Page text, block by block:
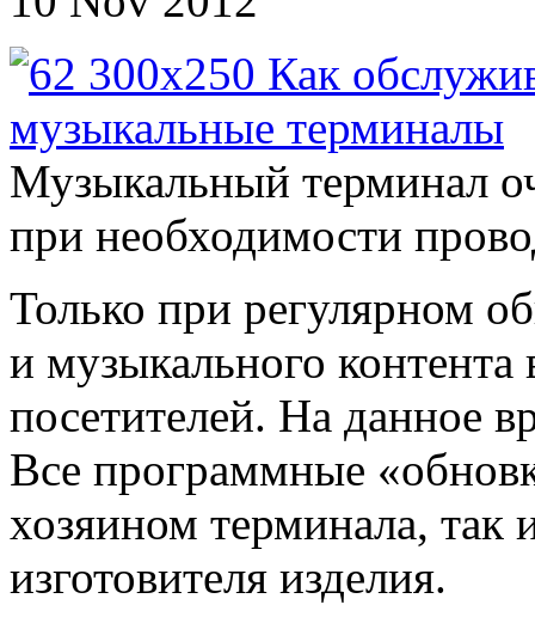
Музыкальный терминал
при необходимости
Только при регулярном
и музыкального
посетителей. На данное
Все программные
хозяином терминала, так
изготовителя изделия.